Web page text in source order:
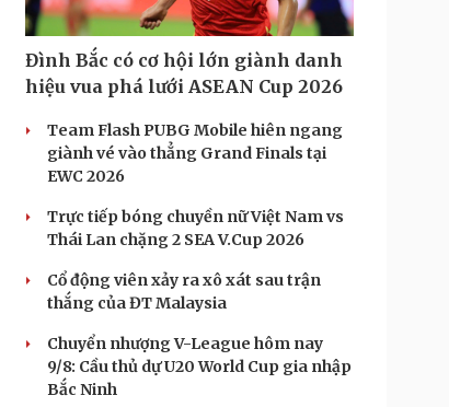
Đình Bắc có cơ hội lớn giành danh
hiệu vua phá lưới ASEAN Cup 2026
Team Flash PUBG Mobile hiên ngang
giành vé vào thẳng Grand Finals tại
EWC 2026
Trực tiếp bóng chuyền nữ Việt Nam vs
Thái Lan chặng 2 SEA V.Cup 2026
Cổ động viên xảy ra xô xát sau trận
thắng của ĐT Malaysia
Chuyển nhượng V-League hôm nay
9/8: Cầu thủ dự U20 World Cup gia nhập
Bắc Ninh